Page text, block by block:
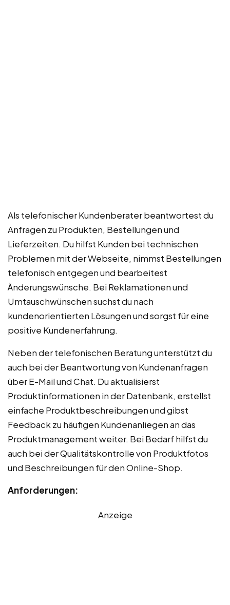
Als telefonischer Kundenberater beantwortest du
Anfragen zu Produkten, Bestellungen und
Lieferzeiten. Du hilfst Kunden bei technischen
Problemen mit der Webseite, nimmst Bestellungen
telefonisch entgegen und bearbeitest
Änderungswünsche. Bei Reklamationen und
Umtauschwünschen suchst du nach
kundenorientierten Lösungen und sorgst für eine
positive Kundenerfahrung.
Neben der telefonischen Beratung unterstützt du
auch bei der Beantwortung von Kundenanfragen
über E-Mail und Chat. Du aktualisierst
Produktinformationen in der Datenbank, erstellst
einfache Produktbeschreibungen und gibst
Feedback zu häufigen Kundenanliegen an das
Produktmanagement weiter. Bei Bedarf hilfst du
auch bei der Qualitätskontrolle von Produktfotos
und Beschreibungen für den Online-Shop.
Anforderungen:
Anzeige